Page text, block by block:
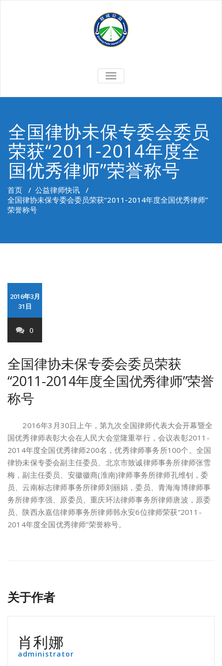
切
换
全国律协未保专委会委员
荣获“2011-2014年度全
国优秀律师”荣誉称号
首页 / 公益律师快讯 /
全国律协未保专委会委员荣获“2011-2014年度全国优秀律师”
荣誉称号
2016年3月
31日
0
全国律协未保专委会委员荣获
“2011-2014年度全国优秀律师”荣誉
称号
2016年3月30日上午，第九次全国律师代表大会开幕暨全
国优秀律师表彰大会在人民大会堂隆重举行，会议表彰2011-
2014年度全国优秀律师200名，优秀律师事务所100个。全国
律协未保专委会副主任委员、北京市致诚律师事务所律师张雪
梅，副主任委员、安徽徽商(淮南)律师事务所律师孔维钊，委
员、云南标志律师事务所律师刘丽娟，委员、青海海博律师事
务所律师李强、原委员、重庆环法律师事务所律师唐波，原委
员、陕西永嘉信律师事务所律师韩永安6位律师荣获“2011-
2014年度全国优秀律师”荣誉称号。
关于作者
肖利娜
administrator